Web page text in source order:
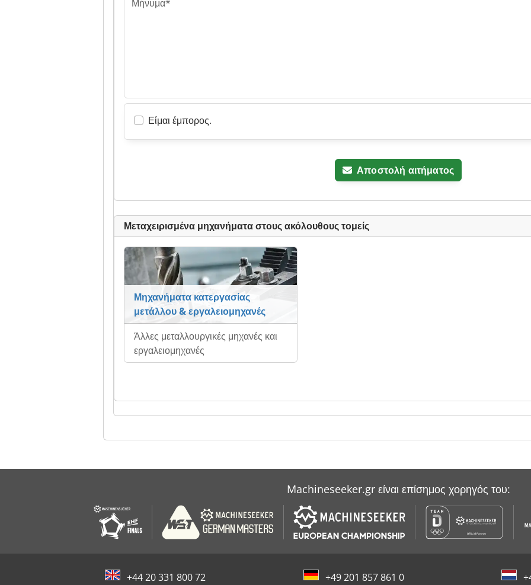
Μήνυμα*
Είμαι έμπορος.
Αποστολή αιτήματος
Μεταχειρισμένα μηχανήματα στους ακόλουθους τομείς
Μηχανήματα κατεργασίας
μετάλλου & εργαλειομηχανές
Άλλες μεταλλουργικές μηχανές και
εργαλειομηχανές
Machineseeker.gr είναι επίσημος χορηγός του:
+44 20 331 800 72 +49 201 857 861 0